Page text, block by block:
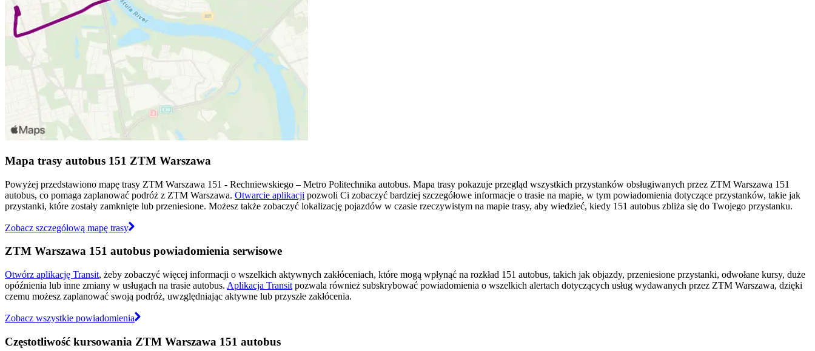
Mapa trasy autobus 151 ZTM Warszawa
Powyżej przedstawiono mapę trasy ZTM Warszawa 151 - Rechniewskiego – Metro Politechnika autobus. Mapa trasy pokazuje przegląd wszystkich przystanków obsługiwanych przez ZTM Warszawa 151
autobus, co pomaga zaplanować podróż z ZTM Warszawa. Otwarcie aplikacji pozwoli Ci zobaczyć bardziej szczegółowe informacje o trasie na mapie, w tym powiadomienia dotyczące przystanków, takie jak
przystanki, które zostały zamknięte lub przeniesione. Możesz także zobaczyć lokalizację pojazdów w czasie rzeczywistym na mapie trasy, aby wiedzieć, kiedy 151 autobus zbliża się do Twojego przystanku.
Zobacz szczegółową mapę trasy
ZTM Warszawa 151 autobus powiadomienia serwisowe
Otwórz aplikację Transit, żeby zobaczyć więcej informacji o wszelkich aktywnych zakłóceniach, które mogą wpłynąć na rozkład 151 autobus, takich jak objazdy, przeniesione przystanki, odwołane kursy, duże
opóźnienia lub inne zmiany w usługach na trasie autobus. Aplikacja Transit pozwala również subskrybować powiadomienia o wszelkich alertach dotyczących usług wydawanych przez ZTM Warszawa, dzięki
czemu możesz zaplanować swoją podróż, uwzględniając aktywne lub przyszłe zakłócenia.
Zobacz wszystkie powiadomienia
Częstotliwość kursowania ZTM Warszawa 151 autobus